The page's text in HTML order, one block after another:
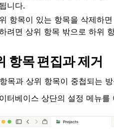
니다.
항목이 있는 항목을 삭제하
려면 상위 항목 밖으로 하위
항목 편집과 제거
목과 상위 항목이 중첩되는
터베이스 상단의 설정 메뉴를